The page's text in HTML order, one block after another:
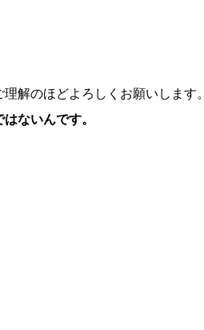
解のほどよろしくお願いします。
ないんです。